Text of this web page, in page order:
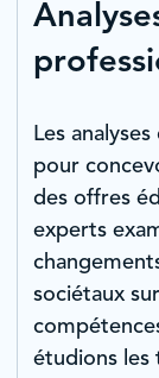
Les
pour
des offres
experts
sociétaux
étudions les